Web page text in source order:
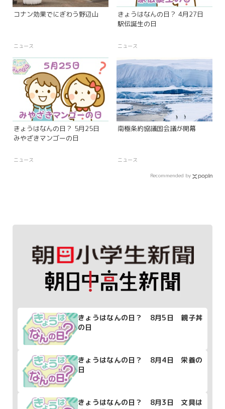
コナン効果でにぎわう野辺山
ニュース
きょうはなんの日？ 4月27日
駅伝誕生の日
ニュース
きょうはなんの日？ 5月25日
みやざきマンゴーの日
ニュース
南極条約協議国会議が開幕
ニュース
Recommended by
きょうはなんの日？ 8月5日 親子丼
の日
きょうはなんの日？ 8月4日 栄養の
日
きょうはなんの日？ 8月3日 文具は